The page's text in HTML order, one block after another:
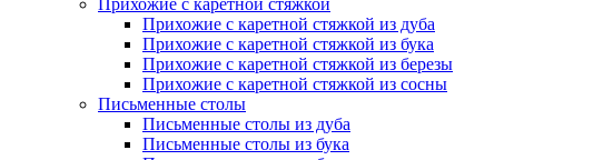
Прихожие с каретной стяжкой
Прихожие с каретной стяжкой из дуба
Прихожие с каретной стяжкой из бука
Прихожие с каретной стяжкой из березы
Прихожие с каретной стяжкой из сосны
Письменные столы
Письменные столы из дуба
Письменные столы из бука